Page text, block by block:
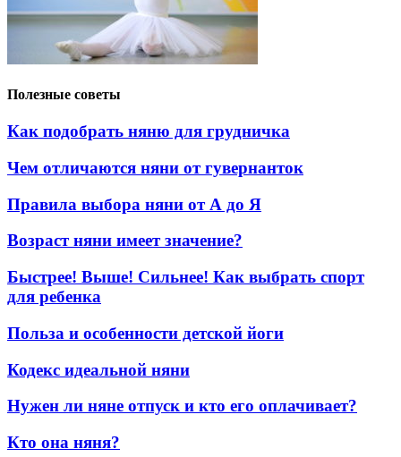
Полезные советы
Как подобрать няню для грудничка
Чем отличаются няни от гувернанток
Правила выбора няни от А до Я
Возраст няни имеет значение?
Быстрее! Выше! Сильнее! Как выбрать спорт
для ребенка
Польза и особенности детской йоги
Кодекс идеальной няни
Нужен ли няне отпуск и кто его оплачивает?
Кто она няня?